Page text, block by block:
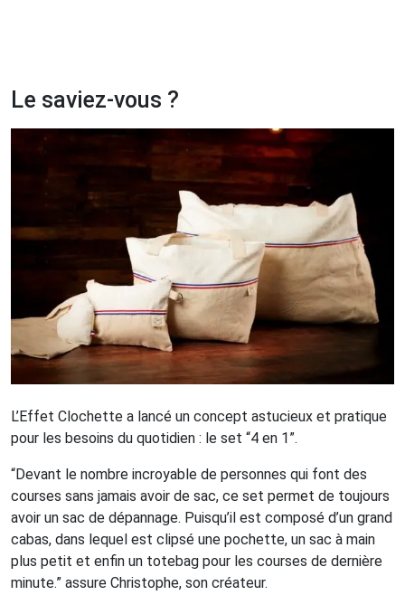
Le saviez-vous ?
L’Effet Clochette a lancé un concept astucieux et pratique
pour les besoins du quotidien : le set “4 en 1”.
“Devant le nombre incroyable de personnes qui font des
courses sans jamais avoir de sac, ce set permet de toujours
avoir un sac de dépannage. Puisqu’il est composé d’un grand
cabas, dans lequel est clipsé une pochette, un sac à main
plus petit et enfin un totebag pour les courses de dernière
minute.” assure Christophe, son créateur.